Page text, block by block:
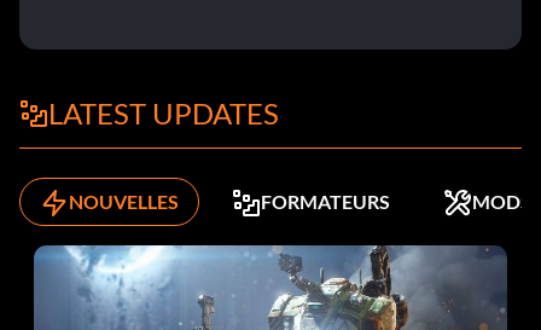
LATEST UPDATES
NOUVELLES FORMATEURS MODS